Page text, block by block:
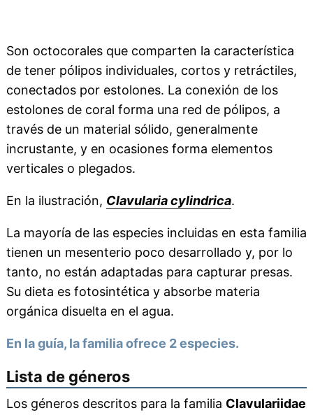
Son octocorales que comparten la característica
de tener pólipos individuales, cortos y retráctiles,
conectados por estolones. La conexión de los
estolones de coral forma una red de pólipos, a
través de un material sólido, generalmente
incrustante, y en ocasiones forma elementos
verticales o plegados.
En la ilustración, Clavularia cylindrica.
La mayoría de las especies incluidas en esta familia
tienen un mesenterio poco desarrollado y, por lo
tanto, no están adaptadas para capturar presas.
Su dieta es fotosintética y absorbe materia
orgánica disuelta en el agua.
En la guía, la familia ofrece 2 especies.
Lista de géneros
Los géneros descritos para la familia Clavulariidae